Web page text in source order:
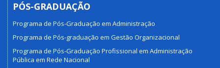
PÓS-GRADUAÇÃO
Programa de Pós-Graduação em Administração
Programa de Pós-graduação em Gestão Organizacional
Programa de Pós-Graduação Profissional em Administração
Pública em Rede Nacional